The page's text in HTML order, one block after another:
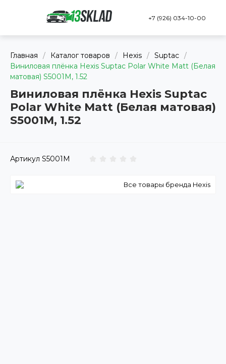
+7 (926) 034-10-00
Главная / Каталог товаров / Hexis / Suptac /
Виниловая плёнка Hexis Suptac Polar White Matt (Белая
матовая) S5001M, 1.52
Виниловая плёнка Hexis Suptac
Polar White Matt (Белая матовая)
S5001M, 1.52
Артикул S5001M
Все товары бренда Hexis